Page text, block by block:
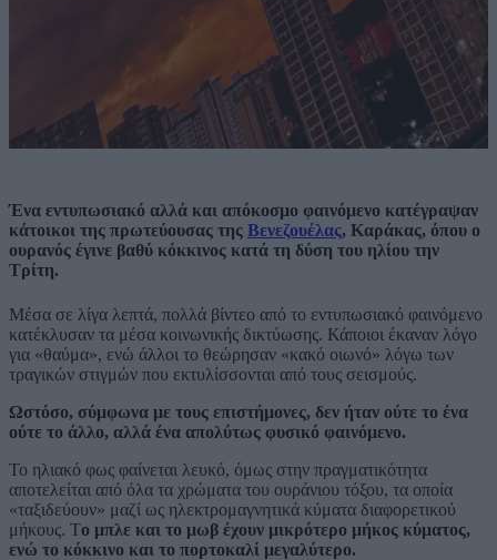
Ένα εντυπωσιακό αλλά και απόκοσμο φαινόμενο κατέγραψαν
κάτοικοι της πρωτεύουσας της Βενεζουέλας, Καράκας, όπου ο
ουρανός έγινε βαθύ κόκκινος κατά τη δύση του ηλίου την
Τρίτη.
Μέσα σε λίγα λεπτά, πολλά βίντεο από το εντυπωσιακό φαινόμενο
κατέκλυσαν τα μέσα κοινωνικής δικτύωσης. Κάποιοι έκαναν λόγο
για «θαύμα», ενώ άλλοι το θεώρησαν «κακό οιωνό» λόγω των
τραγικών στιγμών που εκτυλίσσονται από τους σεισμούς.
Ωστόσο, σύμφωνα με τους επιστήμονες, δεν ήταν ούτε το ένα
ούτε το άλλο, αλλά ένα απολύτως φυσικό φαινόμενο.
Το ηλιακό φως φαίνεται λευκό, όμως στην πραγματικότητα
αποτελείται από όλα τα χρώματα του ουράνιου τόξου, τα οποία
«ταξιδεύουν» μαζί ως ηλεκτρομαγνητικά κύματα διαφορετικού
μήκους. Το μπλε και το μωβ έχουν μικρότερο μήκος κύματος,
ενώ το κόκκινο και το πορτοκαλί μεγαλύτερο.